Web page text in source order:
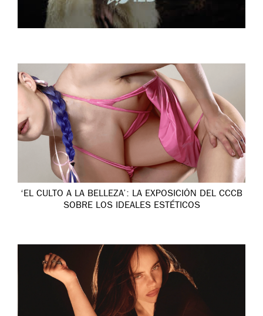
‘EL CULTO A LA BELLEZA’: LA EXPOSICIÓN DEL CCCB
SOBRE LOS IDEALES ESTÉTICOS